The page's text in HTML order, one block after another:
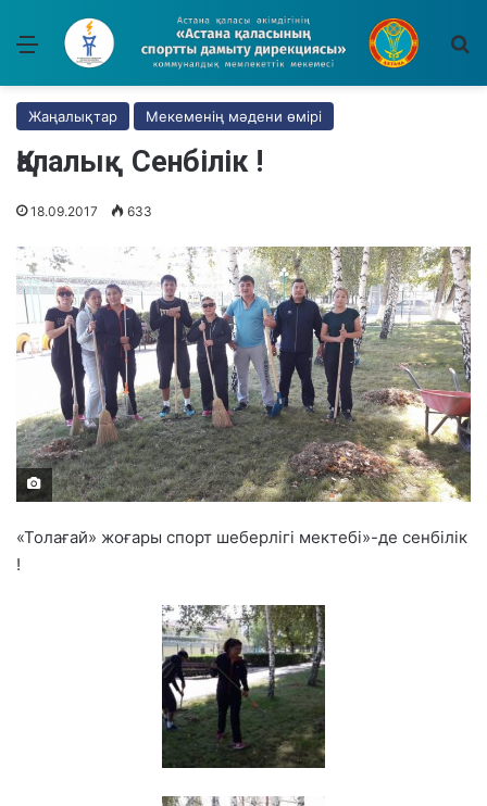
Мәзір
Жаңалықтар Мекеменің мәдени өмірі
Қалалық Сенбілік !
18.09.2017 633
«Толағай» жоғары спорт шеберлігі мектебі»-де сенбілік
!